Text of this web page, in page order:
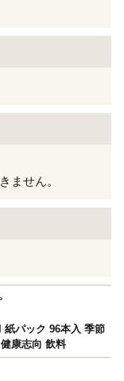
ません。
紙パック 96本入 季節
康志向 飲料